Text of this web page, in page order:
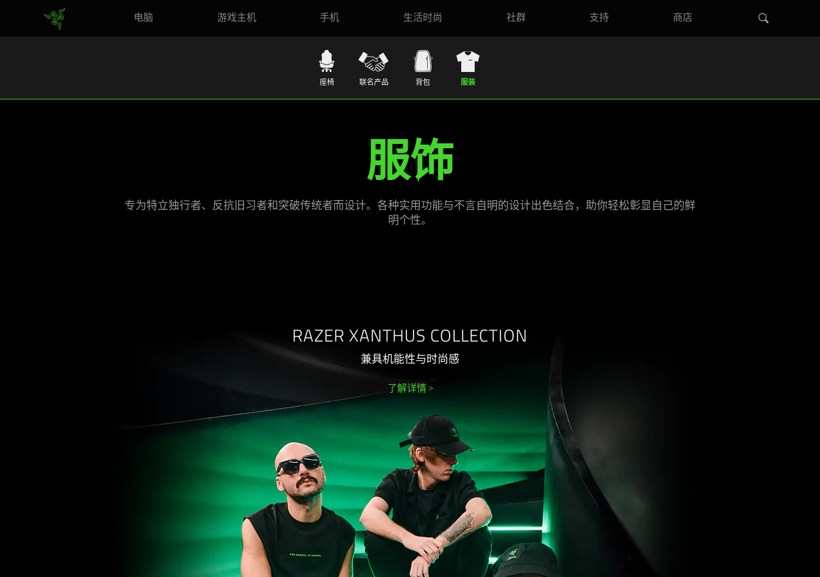
电脑 游戏主机 手机 生活时尚 社群 支持 商店
座椅 联名产品 背包 服装
服饰
专为特立独行者、反抗旧习者和突破传统者而设计。各种实用功能与不言自明的设计出色结合，助你轻松彰显自己的鲜
明个性。
RAZER XANTHUS COLLECTION
兼具机能性与时尚感
了解详情